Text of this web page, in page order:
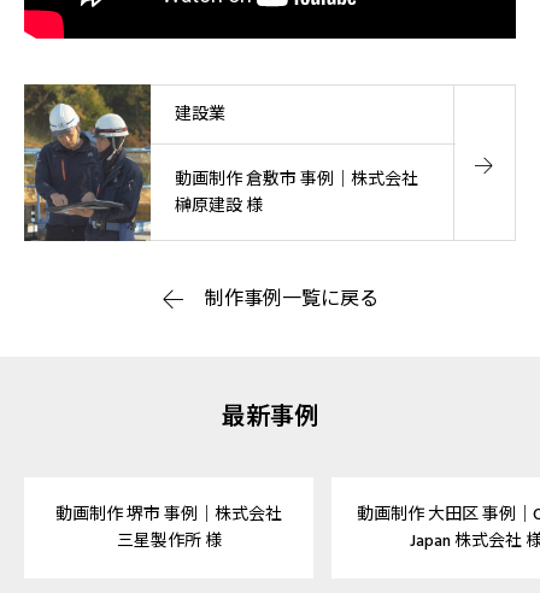
動画制作 倉敷市 事例｜株式会社
榊原建設 様
建設業
制作事例一覧に戻る
最新事例
動画制作 堺市 事例｜株式会社
三星製作所 様
動画制作 大田区 事例｜
Japan 株式会社